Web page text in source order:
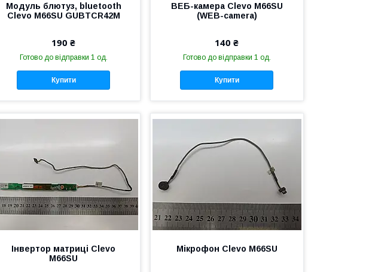
Модуль блютуз, bluetooth
Clevo M66SU GUBTCR42M
190 ₴
Готово до відправки 1 од.
Купити
ВЕБ-камера Clevo M66SU
(WEB-camera)
140 ₴
Готово до відправки 1 од.
Купити
Інвертор матриці Clevo
M66SU
Мікрофон Clevo M66SU